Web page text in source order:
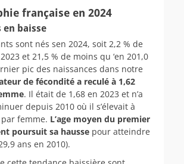
française en 2024
en baisse
sont nés sen 2024, soit 2,2 % de
et 21,5 % de moins qu ‘en 201,0
pic des naissances dans notre
de fécondité a reculé à 1,62
. Il était de 1,68 en 2023 et n’a
depuis 2010 où il s’élevait à
femme. L’age moyen du premier
poursuit sa hausse pour atteindre
ans en 2010).